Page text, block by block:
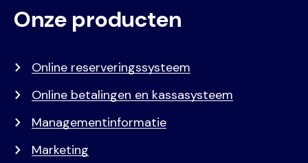
Voet
Primair
Onze producten
Online reserveringssysteem
Online betalingen en kassasysteem
Managementinformatie
Marketing